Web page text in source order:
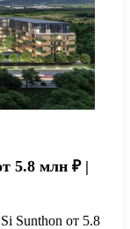
5.8 млн ₽ |
Sunthon от 5.8